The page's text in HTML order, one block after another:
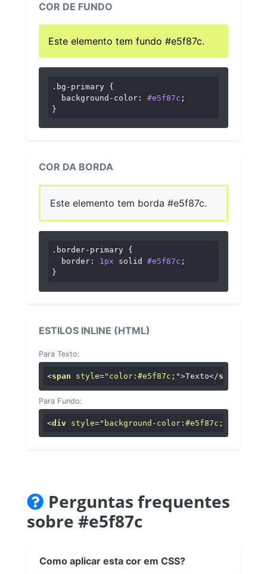
COR DE FUNDO
Este elemento tem fundo #e5f87c.
.bg-primary {
background-color : #e5f87c ;
}
COR DA BORDA
Este elemento tem borda #e5f87c.
.border-primary {
border : 1px solid #e5f87c ;
}
ESTILOS INLINE (HTML)
Para Texto:
<span style="color:#e5f87c;">Texto</span
Para Fundo:
<div style="background-color:#e5f87c;"
Perguntas frequentes
sobre #e5f87c
Como aplicar esta cor em CSS?